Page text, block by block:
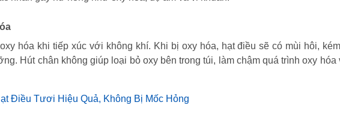
hóa khi tiếp xúc với không khí. Khi bị oxy hóa, hạt điều sẽ có mùi hôi,
Hút chân không giúp loại bỏ oxy bên trong túi, làm chậm quá trình oxy hóa
Điều Tươi Hiệu Quả, Không Bị Mốc Hỏng